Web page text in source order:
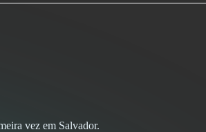
vez em Salvador.